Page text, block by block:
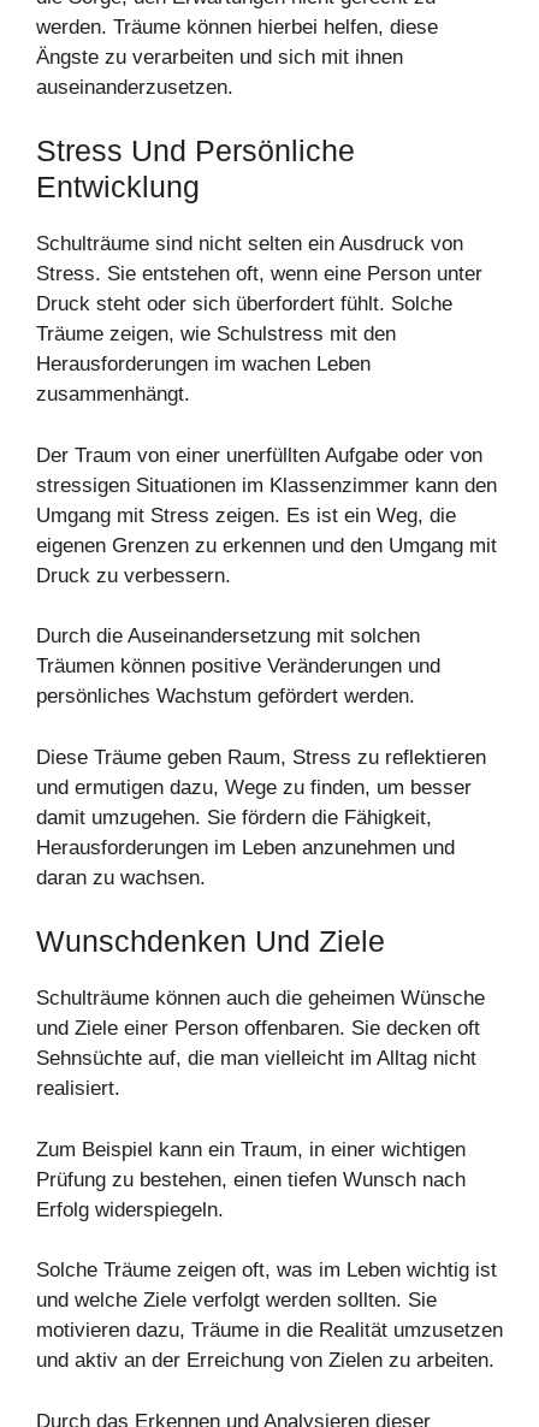
werden. Träume können hierbei helfen, diese
Ängste zu verarbeiten und sich mit ihnen
auseinanderzusetzen.
Stress Und Persönliche
Entwicklung
Schulträume sind nicht selten ein Ausdruck von
Stress. Sie entstehen oft, wenn eine Person unter
Druck steht oder sich überfordert fühlt. Solche
Träume zeigen, wie Schulstress mit den
Herausforderungen im wachen Leben
zusammenhängt.
Der Traum von einer unerfüllten Aufgabe oder von
stressigen Situationen im Klassenzimmer kann den
Umgang mit Stress zeigen. Es ist ein Weg, die
eigenen Grenzen zu erkennen und den Umgang mit
Druck zu verbessern.
Durch die Auseinandersetzung mit solchen
Träumen können positive Veränderungen und
persönliches Wachstum gefördert werden.
Diese Träume geben Raum, Stress zu reflektieren
und ermutigen dazu, Wege zu finden, um besser
damit umzugehen. Sie fördern die Fähigkeit,
Herausforderungen im Leben anzunehmen und
daran zu wachsen.
Wunschdenken Und Ziele
Schulträume können auch die geheimen Wünsche
und Ziele einer Person offenbaren. Sie decken oft
Sehnsüchte auf, die man vielleicht im Alltag nicht
realisiert.
Zum Beispiel kann ein Traum, in einer wichtigen
Prüfung zu bestehen, einen tiefen Wunsch nach
Erfolg widerspiegeln.
Solche Träume zeigen oft, was im Leben wichtig ist
und welche Ziele verfolgt werden sollten. Sie
motivieren dazu, Träume in die Realität umzusetzen
und aktiv an der Erreichung von Zielen zu arbeiten.
Durch das Erkennen und Analysieren dieser